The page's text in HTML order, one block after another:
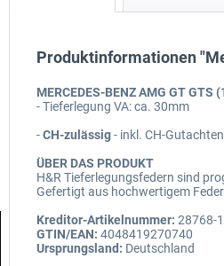
Produktinformationen
MERCEDES-BENZ AMG GT GTS
- Tieferlegung VA: ca. 30mm
-CH-zulässig- inkl. CH-
ÜBER DAS PRODUKT
H&R Tieferlegungsfedern sind
Gefertigt aus hochwertigem
Kreditor-Artikelnummer: 28768-1
GTIN/EAN: 4048419270740
Ursprungsland: Deutschland